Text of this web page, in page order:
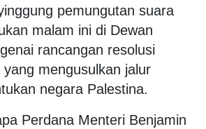
pemungutan suara
malam ini di Dewan
rancangan resolusi
mengusulkan jalur
negara Palestina.
Perdana Menteri Benjamin